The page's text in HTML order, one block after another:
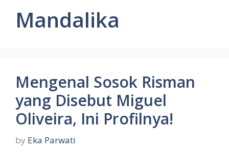
Mandalika
Mengenal Sosok Risman
yang Disebut Miguel
Oliveira, Ini Profilnya!
by Eka Parwati